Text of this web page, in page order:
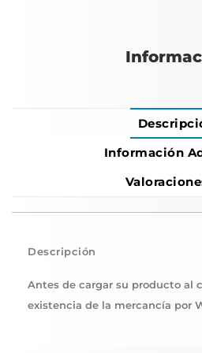
Información
Descripción
Antes de cargar su producto al
existencia de la mercancía por